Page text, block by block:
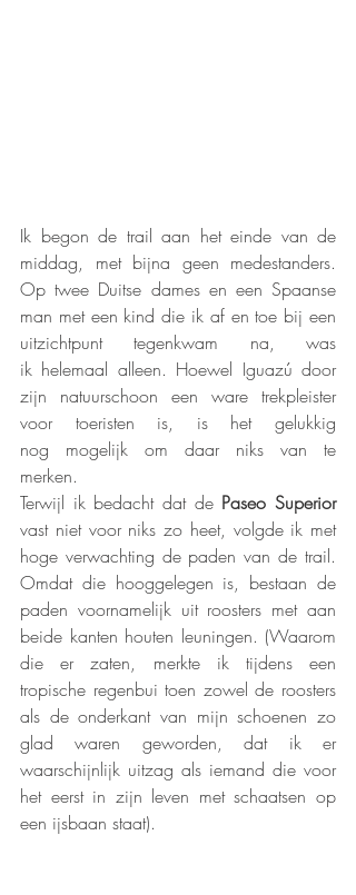
Ik begon de trail aan het einde van de
middag, met bijna geen medestanders.
Op twee Duitse dames en een Spaanse
man met een kind die ik af en toe bij een
uitzichtpunt tegenkwam na, was
ik helemaal alleen. Hoewel Iguazú door
zijn natuurschoon een ware trekpleister
voor toeristen is, is het gelukkig
nog mogelijk om daar niks van te
merken.
Terwijl ik bedacht dat de Paseo Superior
vast niet voor niks zo heet, volgde ik met
hoge verwachting de paden van de trail.
Omdat die hooggelegen is, bestaan de
paden voornamelijk uit roosters met aan
beide kanten houten leuningen. (Waarom
die er zaten, merkte ik tijdens een
tropische regenbui toen zowel de roosters
als de onderkant van mijn schoenen zo
glad waren geworden, dat ik er
waarschijnlijk uitzag als iemand die voor
het eerst in zijn leven met schaatsen op
een ijsbaan staat).